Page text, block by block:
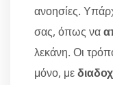
ανοησίες.
σας, όπως να
λεκάνη. Οι
μόνο, με